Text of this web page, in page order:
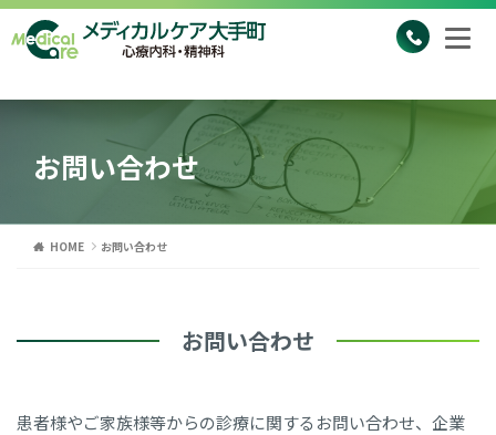
お問い合わせ
HOME お問い合わせ
お問い合わせ
患者様やご家族様等からの診療に関するお問い合わせ、企業